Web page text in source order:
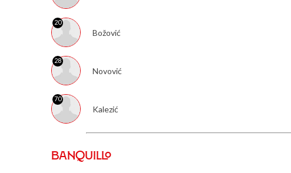
20
Božović
28
Novović
70
Kalezić
BANQUILLO